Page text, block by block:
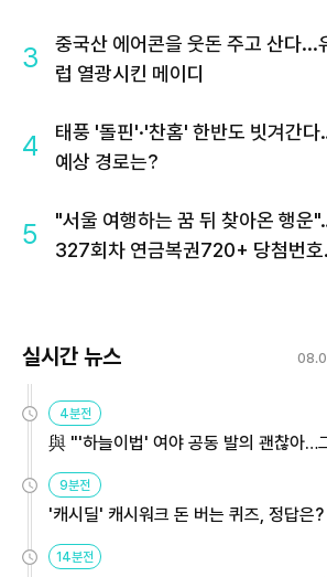
3
중국산 에어콘을 웃돈 주고 산다...
럽 열광시킨 메이디
4
태풍 '돌핀'·'찬홈' 한반도 빗겨간
예상 경로는?
5
"서울 여행하는 꿈 뒤 찾아온 행운
327회차 연금복권720+ 당첨번호
실시간 뉴스
4분전
與 "'하늘이법' 여야 공동 발의 괜찮아…
9분전
'캐시딜' 캐시워크 돈 버는 퀴즈, 정답은?
14분전